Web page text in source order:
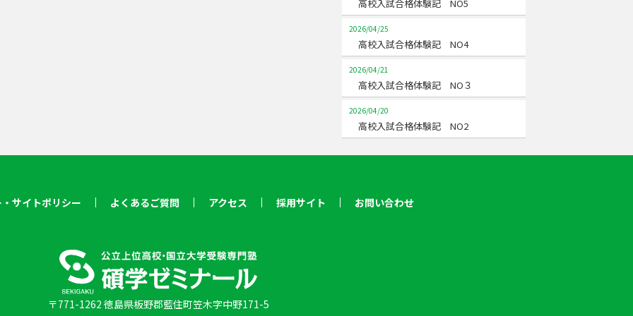
高校入試合格体験記 NO5
2026/04/25
高校入試合格体験記 NO4
2026/04/21
高校入試合格体験記 NO３
2026/04/20
高校入試合格体験記 NO2
サイトポリシー よくあるご質問 アクセス 採用サイト お問い合わせ
〒771-1262 徳島県板野郡藍住町笠木字中野171-5